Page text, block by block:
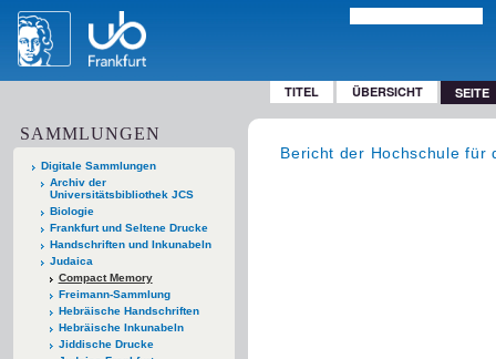
TITEL ÜBERSICHT SEITE
SAMMLUNGEN
Digitale Sammlungen
Archiv der
Universitätsbibliothek JCS
Biologie
Frankfurt und Seltene Drucke
Handschriften und Inkunabeln
Judaica
Compact Memory
Freimann-Sammlung
Hebräische Handschriften
Hebräische Inkunabeln
Jiddische Drucke
Bericht der Hochschule für